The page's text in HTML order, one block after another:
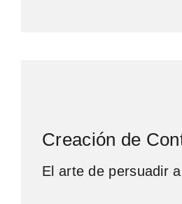
Creación de
El arte de persuadir